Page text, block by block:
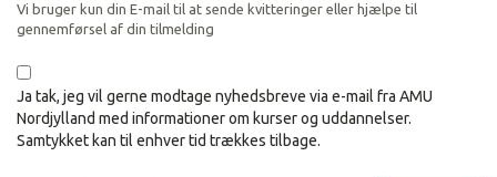
Vi bruger kun din E-mail til at sende kvitteringer eller hjælpe til
gennemførsel af din tilmelding
Ja tak, jeg vil gerne modtage nyhedsbreve via e-mail fra AMU
Nordjylland med informationer om kurser og uddannelser.
Samtykket kan til enhver tid trækkes tilbage.